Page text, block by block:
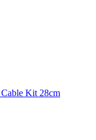
Kit 28cm